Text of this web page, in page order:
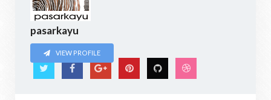
pasarkayu
VIEW PROFILE